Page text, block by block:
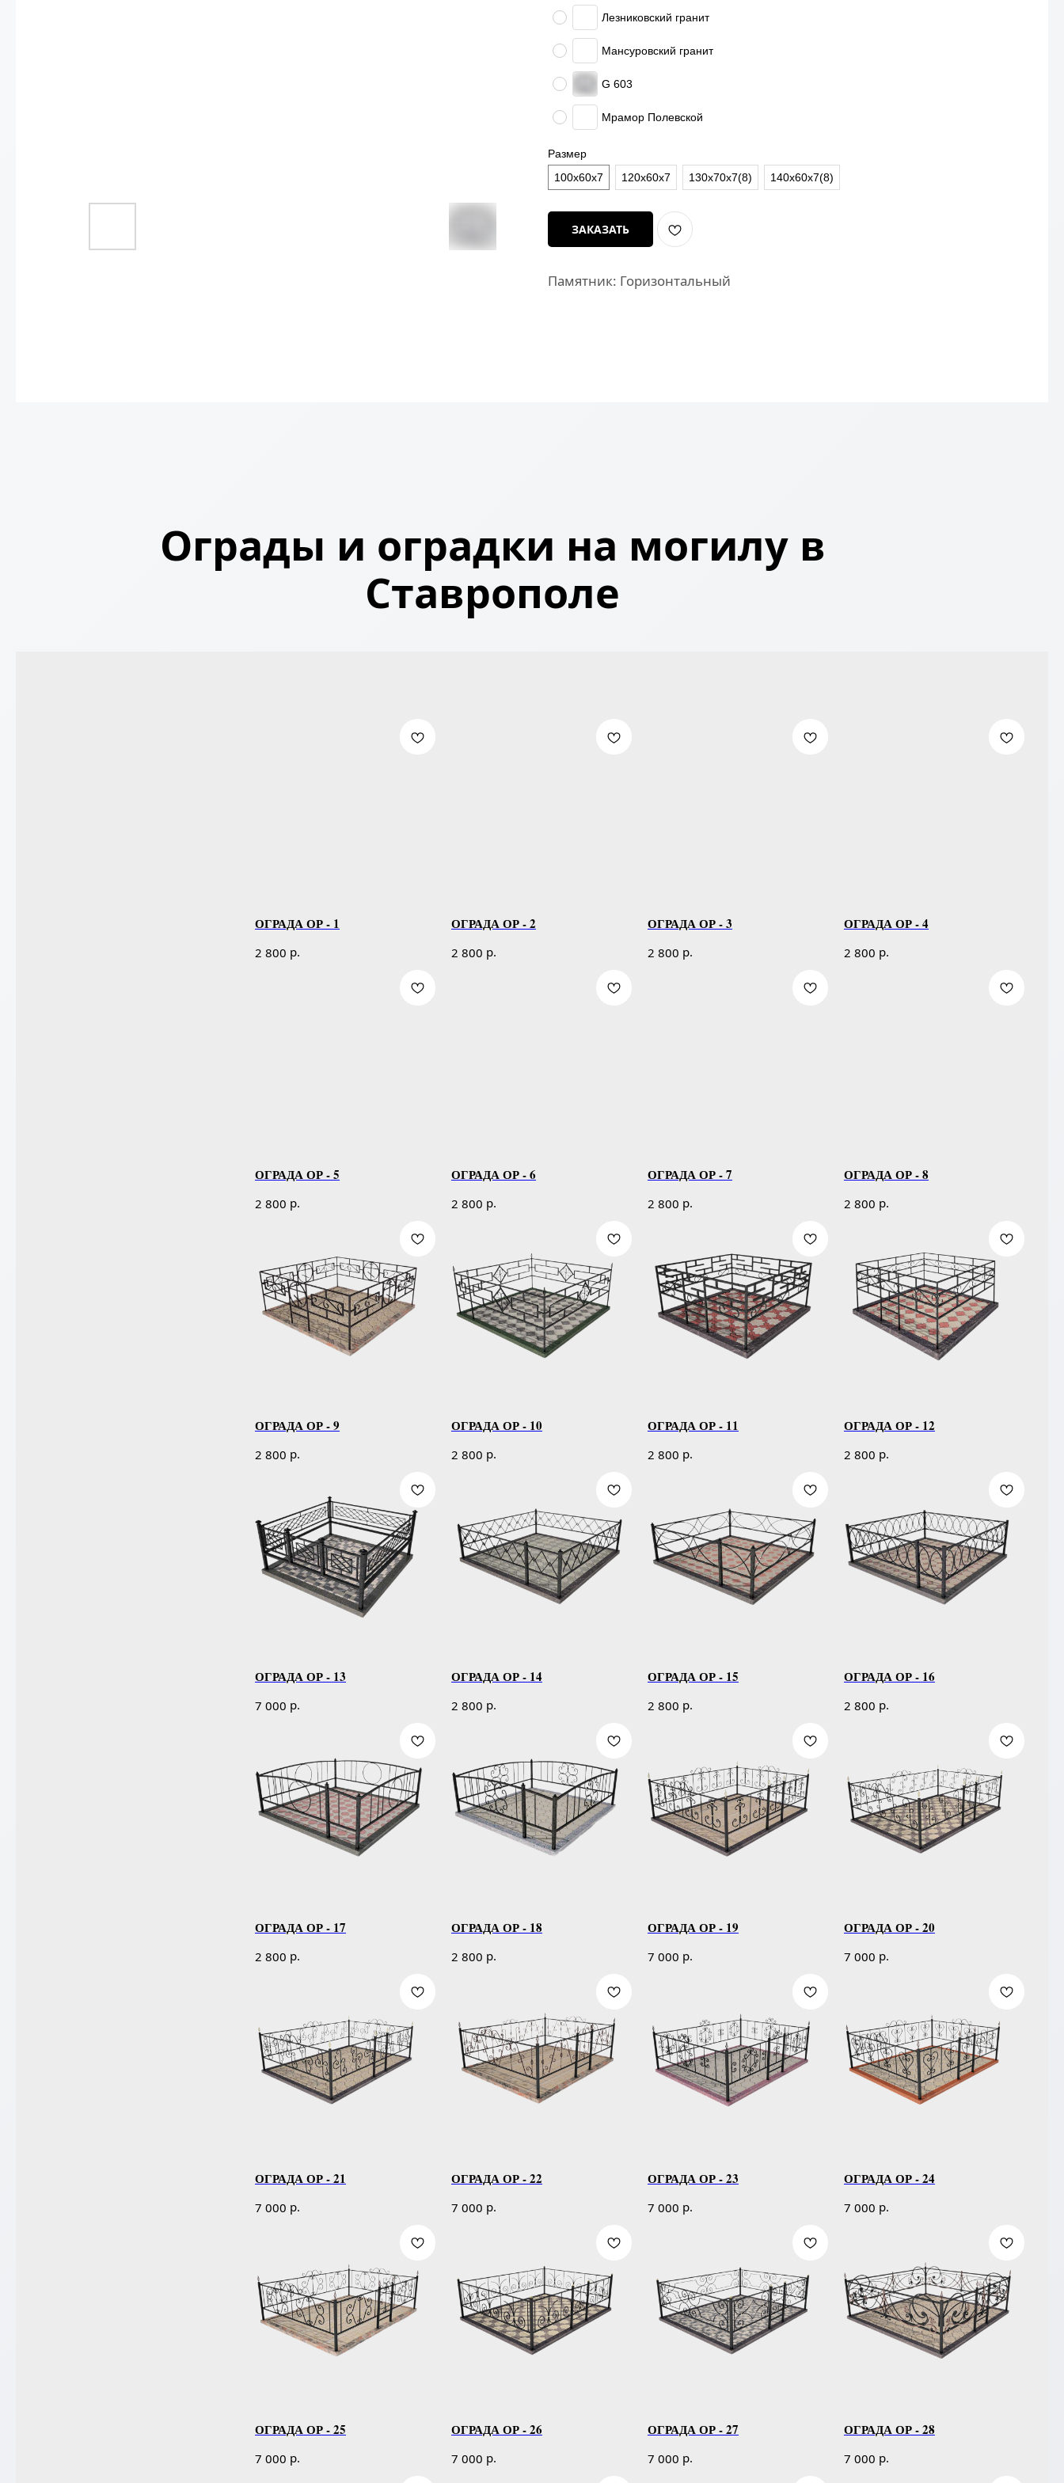
Лезниковский гранит
Мансуровский гранит
G 603
Мрамор Полевской
Размер
100х60х7
120х60х7 130х70х7(8) 140х60х7(8)
ЗАКАЗАТЬ
Памятник: Горизонтальный
Ограды и оградки на могилу в
Ставрополе
ОГРАДА ОР - 1
2 800 р.
ОГРАДА ОР - 2
2 800 р.
ОГРАДА ОР - 3
2 800 р.
ОГРАДА ОР - 4
2 800 р.
ОГРАДА ОР - 5
2 800 р.
ОГРАДА ОР - 6
2 800 р.
ОГРАДА ОР - 7
2 800 р.
ОГРАДА ОР - 8
2 800 р.
ОГРАДА ОР - 9
2 800 р.
ОГРАДА ОР - 10
2 800 р.
ОГРАДА ОР - 11
2 800 р.
ОГРАДА ОР - 12
2 800 р.
ОГРАДА ОР - 13
7 000 р.
ОГРАДА ОР - 14
2 800 р.
ОГРАДА ОР - 15
2 800 р.
ОГРАДА ОР - 16
2 800 р.
ОГРАДА ОР - 17
2 800 р.
ОГРАДА ОР - 18
2 800 р.
ОГРАДА ОР - 19
7 000 р.
ОГРАДА ОР - 20
7 000 р.
ОГРАДА ОР - 21
7 000 р.
ОГРАДА ОР - 22
7 000 р.
ОГРАДА ОР - 23
7 000 р.
ОГРАДА ОР - 24
7 000 р.
ОГРАДА ОР - 25
7 000 р.
ОГРАДА ОР - 26
7 000 р.
ОГРАДА ОР - 27
7 000 р.
ОГРАДА ОР - 28
7 000 р.